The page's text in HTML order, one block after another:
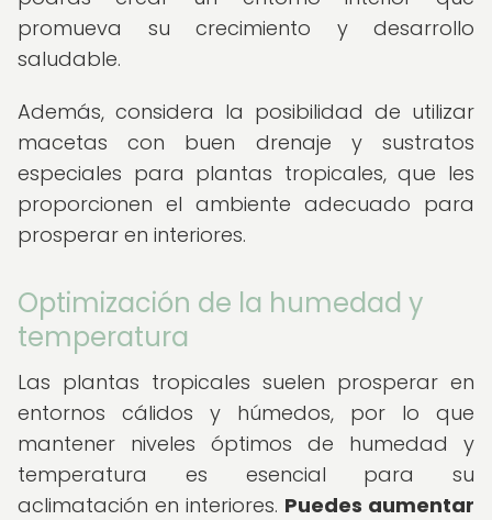
promueva su crecimiento y desarrollo
saludable.
Además, considera la posibilidad de utilizar
macetas con buen drenaje y sustratos
especiales para plantas tropicales, que les
proporcionen el ambiente adecuado para
prosperar en interiores.
Optimización de la humedad y
temperatura
Las plantas tropicales suelen prosperar en
entornos cálidos y húmedos, por lo que
mantener niveles óptimos de humedad y
temperatura es esencial para su
aclimatación en interiores. Puedes aumentar